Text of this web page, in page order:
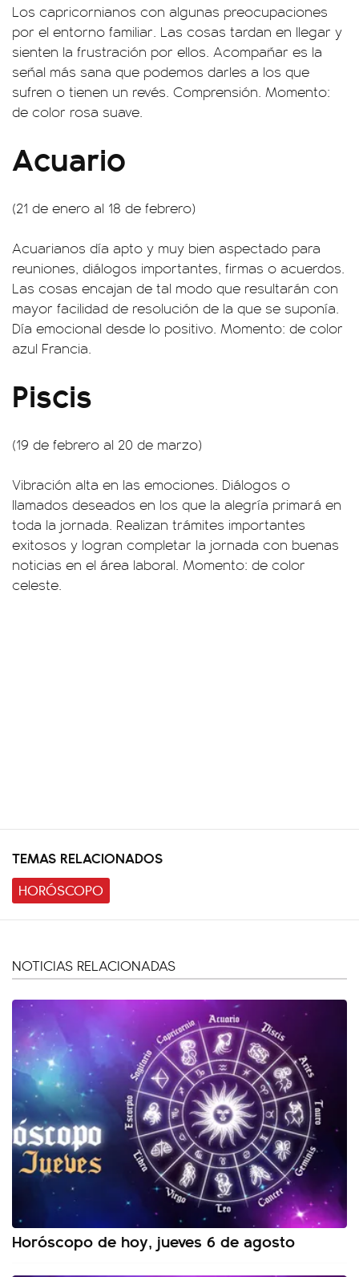
Los capricornianos con algunas preocupaciones
por el entorno familiar. Las cosas tardan en llegar y
sienten la frustración por ellos. Acompañar es la
señal más sana que podemos darles a los que
sufren o tienen un revés. Comprensión. Momento:
de color rosa suave.
Acuario
(21 de enero al 18 de febrero)
Acuarianos día apto y muy bien aspectado para
reuniones, diálogos importantes, firmas o acuerdos.
Las cosas encajan de tal modo que resultarán con
mayor facilidad de resolución de la que se suponía.
Día emocional desde lo positivo. Momento: de color
azul Francia.
Piscis
(19 de febrero al 20 de marzo)
Vibración alta en las emociones. Diálogos o
llamados deseados en los que la alegría primará en
toda la jornada. Realizan trámites importantes
exitosos y logran completar la jornada con buenas
noticias en el área laboral. Momento: de color
celeste.
TEMAS RELACIONADOS
HORÓSCOPO
NOTICIAS RELACIONADAS
Horóscopo de hoy, jueves 6 de agosto